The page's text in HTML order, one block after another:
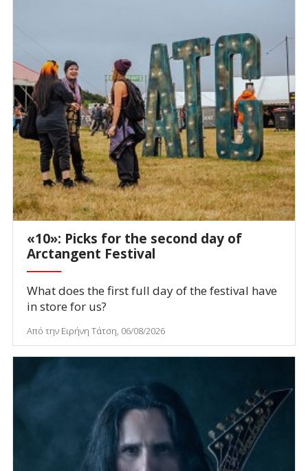
«10»: Picks for the second day of
Arctangent Festival
What does the first full day of the festival have
in store for us?
Από την Ειρήνη Τάτση, 06/08/2026